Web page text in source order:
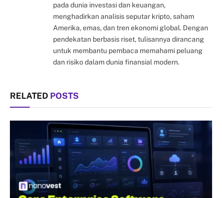
pada dunia investasi dan keuangan,
menghadirkan analisis seputar kripto, saham
Amerika, emas, dan tren ekonomi global. Dengan
pendekatan berbasis riset, tulisannya dirancang
untuk membantu pembaca memahami peluang
dan risiko dalam dunia finansial modern.
RELATED POSTS